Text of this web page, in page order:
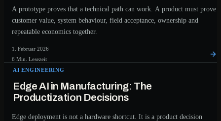
A prototype proves that a technical path can work. A product must prove
customer value, system behaviour, field acceptance, ownership and
repeatable economics together.
1. Februar 2026
6 Min. Lesezeit
AI ENGINEERING
Edge AI in Manufacturing: The
Productization Decisions
Edge deployment is not a hardware shortcut. It is a product decision